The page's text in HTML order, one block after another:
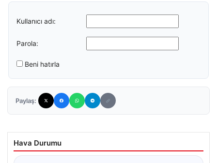
Kullanıcı adı:
Parola:
Beni hatırla
Paylaş:
Hava Durumu